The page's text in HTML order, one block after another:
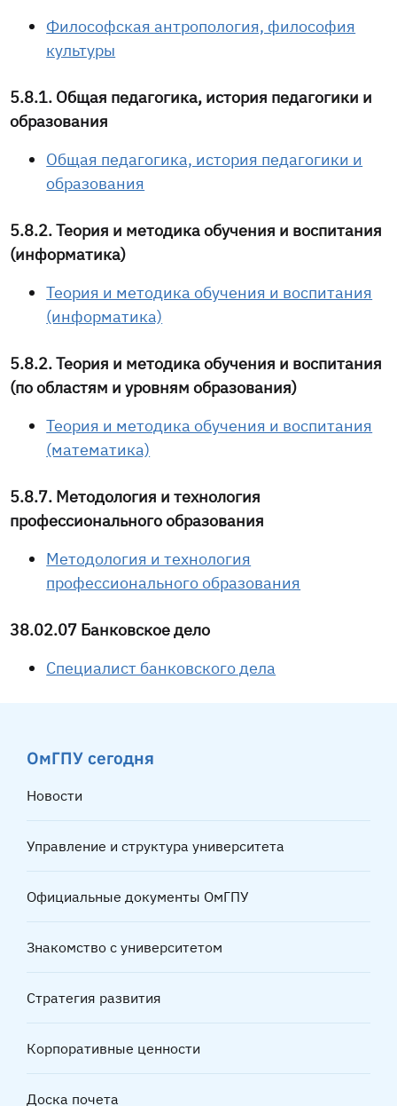
Философская антропология, философия
культуры
5.8.1. Общая педагогика, история педагогики и
образования
Общая педагогика, история педагогики и
образования
5.8.2. Теория и методика обучения и воспитания
(информатика)
Теория и методика обучения и воспитания
(информатика)
5.8.2. Теория и методика обучения и воспитания
(по областям и уровням образования)
Теория и методика обучения и воспитания
(математика)
5.8.7. Методология и технология
профессионального образования
Методология и технология
профессионального образования
38.02.07 Банковское дело
Специалист банковского дела
ОмГПУ сегодня
Новости
Управление и структура университета
Официальные документы ОмГПУ
Знакомство с университетом
Стратегия развития
Корпоративные ценности
Доска почета